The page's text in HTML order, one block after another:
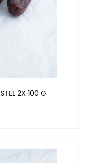
2X 100 G